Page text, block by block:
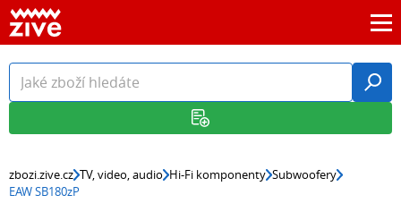
zbozi.zive.cz TV, video, audio Hi-Fi komponenty Subwoofery
EAW SB180zP